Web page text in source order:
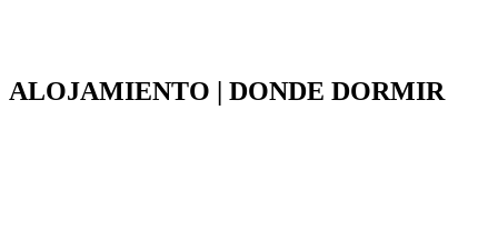
ALOJAMIENTO | DONDE DORMIR